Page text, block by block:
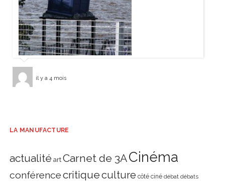
il y a 4 mois
LA MANUFACTURE
actualité art Carnet de 3ACinéma
conférencecritiqueculture côté ciné débat débats